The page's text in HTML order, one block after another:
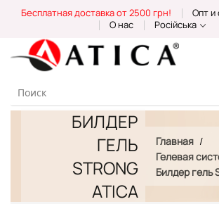
Content
Бесплатная доставка от 2500 грн!
Опт и
О нас
Російська
БИЛДЕР
ГЕЛЬ
STRONG
ATICA
Главная
Гелевая
Билдер гель